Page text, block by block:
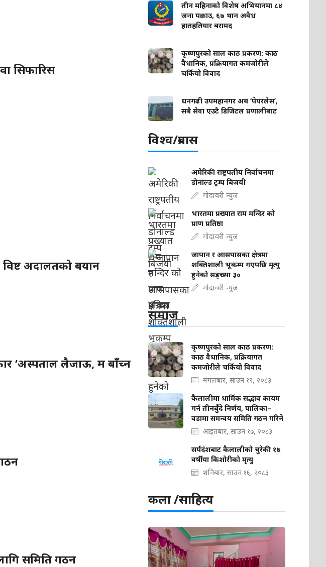
सिफारिस
अदालतको बयान
‘अस्पताल लैजाऊ, म बाँच्‍न
समिति गठन
तीन महिनाको विशेष अभियानमा ८४
जना पक्राउ, ६७ थान अवैध
हातहतियार बरामद
कृष्णपुरको साल काठ प्रकरण: काठ
वैधानिक, प्रक्रियागत कमजोरीले
चर्कियो विवाद
धनगढी उपमहानगर अब ‘पेपरलेस’,
सबै सेवा एउटै डिजिटल प्रणालीबाट
विश्व/प्रबास
अमेरिकी राष्ट्रपतीय निर्वाचनमा
डोनाल्ड ट्रम्प बिजयी
गोदावरी न्युज
भारतमा प्रख्यात राम मन्दिर को
प्राण प्रतिष्ठा
गोदावरी न्युज
जापान र आसपासका क्षेत्रमा
शक्तिशाली भूकम्प गएपछि मृत्यु
हुनेको सङ्ख्या ३०
गोदावरी न्युज
समाज
कृष्णपुरको साल काठ प्रकरण:
काठ वैधानिक, प्रक्रियागत
कमजोरीले चर्कियो विवाद
मंगलबार, साउन १९, २०८३
कैलालीमा धार्मिक सद्भाव कायम
गर्न तीनबुँदे निर्णय, पालिका–
वडामा समन्वय समिति गठन गरिने
आइतबार, साउन १७, २०८३
सर्पदंशबाट कैलालीको चुरेकी १७
वर्षीया किशोरीको मृत्यु
शनिबार, साउन १६, २०८३
कला /साहित्य